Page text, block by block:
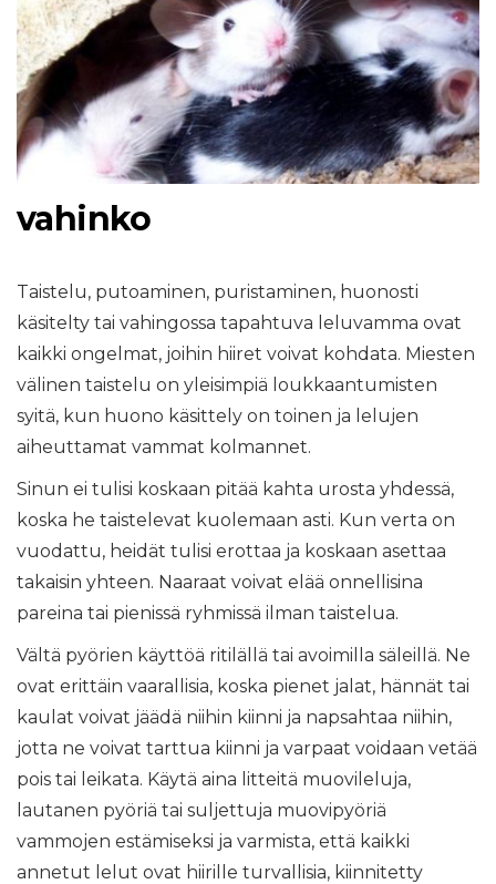
vahinko
Taistelu, putoaminen, puristaminen, huonosti
käsitelty tai vahingossa tapahtuva leluvamma ovat
kaikki ongelmat, joihin hiiret voivat kohdata. Miesten
välinen taistelu on yleisimpiä loukkaantumisten
syitä, kun huono käsittely on toinen ja lelujen
aiheuttamat vammat kolmannet.
Sinun ei tulisi koskaan pitää kahta urosta yhdessä,
koska he taistelevat kuolemaan asti. Kun verta on
vuodattu, heidät tulisi erottaa ja koskaan asettaa
takaisin yhteen. Naaraat voivat elää onnellisina
pareina tai pienissä ryhmissä ilman taistelua.
Vältä pyörien käyttöä ritilällä tai avoimilla säleillä. Ne
ovat erittäin vaarallisia, koska pienet jalat, hännät tai
kaulat voivat jäädä niihin kiinni ja napsahtaa niihin,
jotta ne voivat tarttua kiinni ja varpaat voidaan vetää
pois tai leikata. Käytä aina litteitä muovileluja,
lautanen pyöriä tai suljettuja muovipyöriä
vammojen estämiseksi ja varmista, että kaikki
annetut lelut ovat hiirille turvallisia, kiinnitetty